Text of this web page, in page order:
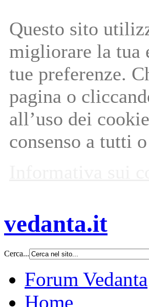
Questo sito
migliorare la tua
tue preferenze.
pagina o
all’uso dei
consenso a tutti
vedanta.it
Cerca...
Forum Vedanta
Home